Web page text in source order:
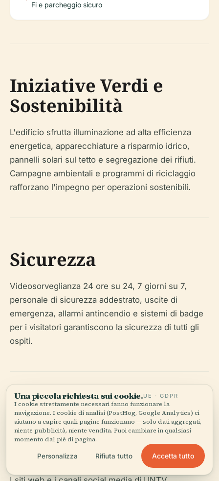
Fi e parcheggio sicuro
Iniziative Verdi e
Sostenibilità
L'edificio sfrutta illuminazione ad alta efficienza
energetica, apparecchiature a risparmio idrico,
pannelli solari sul tetto e segregazione dei rifiuti.
Campagne ambientali e programmi di riciclaggio
rafforzano l'impegno per operazioni sostenibili.
Sicurezza
Videosorveglianza 24 ore su 24, 7 giorni su 7,
personale di sicurezza addestrato, uscite di
emergenza, allarmi antincendio e sistemi di badge
per i visitatori garantiscono la sicurezza di tutti gli
ospiti.
Integrazione Digitale
e Coinvolgimento
Online
Una piccola richiesta sui cookie.UE · GDPR
I cookie strettamente necessari fanno funzionare la
navigazione. I cookie di analisi (PostHog, Google Analytics) ci
aiutano a capire quali pagine funzionano — solo dati aggregati,
niente pubblicità, niente vendita. Puoi cambiare in qualsiasi
momento dal piè di pagina.
Personalizza Rifiuta tutto Accetta tutto